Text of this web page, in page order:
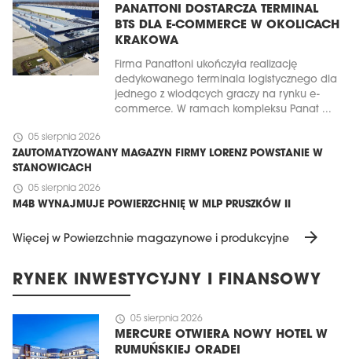
PANATTONI DOSTARCZA TERMINAL
BTS DLA E-COMMERCE W OKOLICACH
KRAKOWA
Firma Panattoni ukończyła realizację
dedykowanego terminala logistycznego dla
jednego z wiodących graczy na rynku e-
commerce. W ramach kompleksu Panat ...
schedule 05 sierpnia 2026
ZAUTOMATYZOWANY MAGAZYN FIRMY LORENZ POWSTANIE W
STANOWICACH
schedule 05 sierpnia 2026
M4B WYNAJMUJE POWIERZCHNIĘ W MLP PRUSZKÓW II
Więcej w Powierzchnie magazynowe i produkcyjne arrow_forward
RYNEK INWESTYCYJNY I FINANSOWY
schedule 05 sierpnia 2026
MERCURE OTWIERA NOWY HOTEL W
RUMUŃSKIEJ ORADEI